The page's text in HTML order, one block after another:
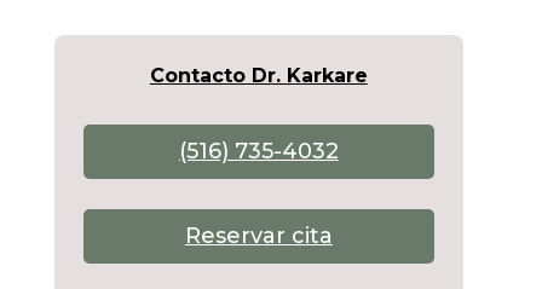
Contacto Dr. Karkare
(516) 735-4032
Reservar cita